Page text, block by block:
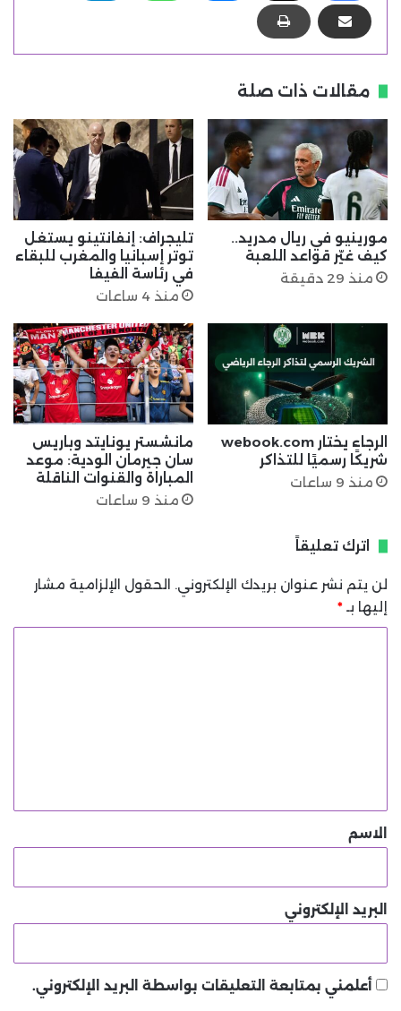
مقالات ذات صلة
مورينيو في ريال مدريد..
كيف غيّر قواعد اللعبة
منذ 29 دقيقة
تليجراف: إنفانتينو يستغل
توتر إسبانيا والمغرب للبقاء
في رئاسة الفيفا
منذ 4 ساعات
الرجاء يختار webook.com
شريكًا رسميًا للتذاكر
منذ 9 ساعات
مانشستر يونايتد وباريس
سان جيرمان الودية: موعد
المباراة والقنوات الناقلة
منذ 9 ساعات
اترك تعليقاً
لن يتم نشر عنوان بريدك الإلكتروني. الحقول الإلزامية مشار
إليها بـ *
*الاسم
البريد الإلكتروني
أعلمني بمتابعة التعليقات بواسطة البريد الإلكتروني.